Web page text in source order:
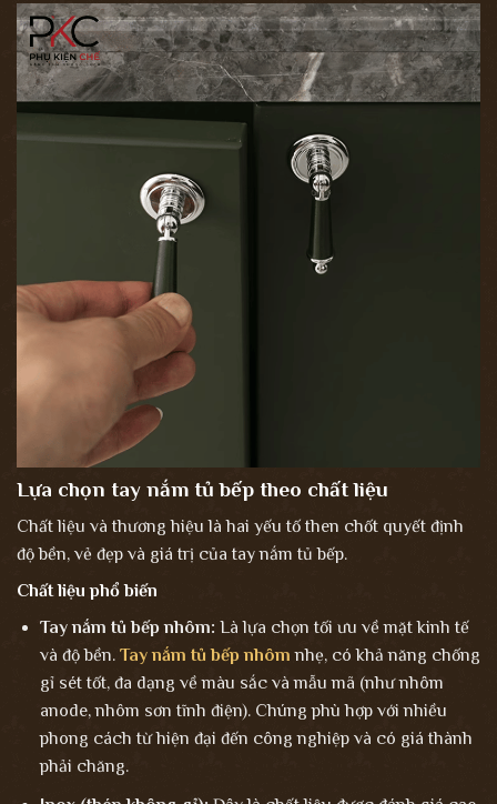
Lựa chọn tay nắm tủ bếp theo chất liệu
Chất liệu và thương hiệu là hai yếu tố then chốt quyết định
độ bền, vẻ đẹp và giá trị của tay nắm tủ bếp.
Chất liệu phổ biến
Tay nắm tủ bếp nhôm: Là lựa chọn tối ưu về mặt kinh tế
và độ bền. Tay nắm tủ bếp nhôm nhẹ, có khả năng chống
gỉ sét tốt, đa dạng về màu sắc và mẫu mã (như nhôm
anode, nhôm sơn tĩnh điện). Chúng phù hợp với nhiều
phong cách từ hiện đại đến công nghiệp và có giá thành
phải chăng.